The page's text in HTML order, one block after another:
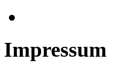
Impressum